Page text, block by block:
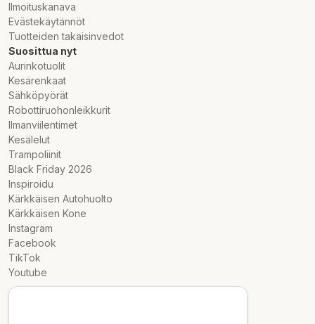
Ilmoituskanava
Evästekäytännöt
Tuotteiden takaisinvedot
Suosittua nyt
Aurinkotuolit
Kesärenkaat
Sähköpyörät
Robottiruohonleikkurit
Ilmanviilentimet
Kesälelut
Trampoliinit
Black Friday 2026
Inspiroidu
Kärkkäisen Autohuolto
Kärkkäisen Kone
Instagram
Facebook
TikTok
Youtube